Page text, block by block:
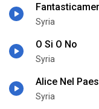
Syria
O Si O No
Syria
Alice Nel
Syria